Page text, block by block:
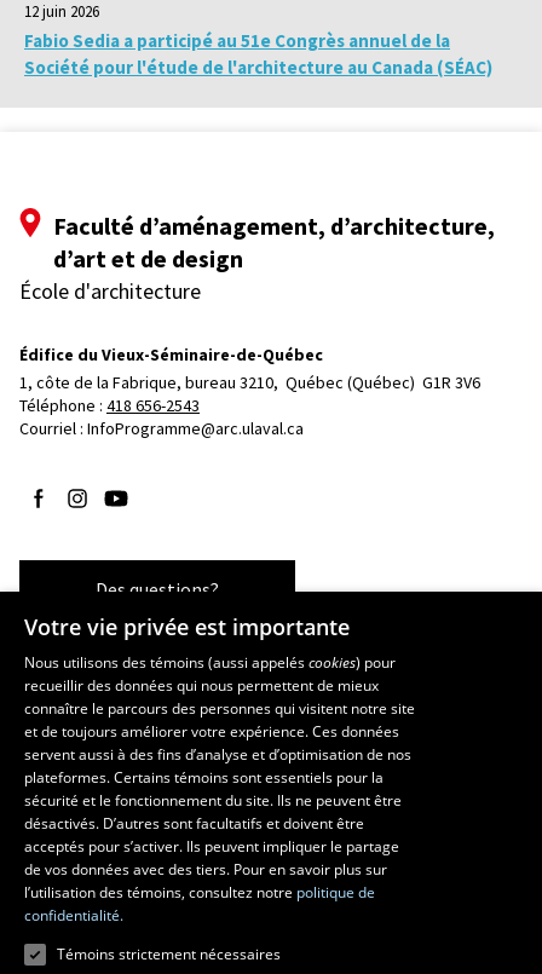
12 juin 2026
Fabio Sedia a participé au 51e Congrès annuel de la
Société pour l'étude de l'architecture au Canada (SÉAC)
Faculté d’aménagement, d’architecture,
d’art et de design
École d'architecture
Édifice du Vieux-Séminaire-de-Québec
1, côte de la Fabrique, bureau 3210, Québec (Québec)  G1R 3V6
Téléphone : 418 656-2543
Courriel : InfoProgramme@arc.ulaval.ca
Suivez-nous sur Facebook
Suivez-nous sur Instagram
Suivez-nous sur YouTube
Des questions?
Les écoles et la recherche
École d’art
École supérieure d’aménagement du territoire et de développement
régional
École de design
Centre de recherche en aménagement et développement
Votre vie privée est importante
Nous utilisons des témoins (aussi appeléscookies) pour
recueillir des données qui nous permettent de mieux
connaître le parcours des personnes qui visitent notre site
et de toujours améliorer votre expérience. Ces données
servent aussi à des fins d’analyse et d’optimisation de nos
plateformes. Certains témoins sont essentiels pour la
sécurité et le fonctionnement du site. Ils ne peuvent être
désactivés. D’autres sont facultatifs et doivent être
acceptés pour s’activer. Ils peuvent impliquer le partage
de vos données avec des tiers. Pour en savoir plus sur
l’utilisation des témoins, consultez notre politique de
confidentialité.
Témoins strictement nécessaires